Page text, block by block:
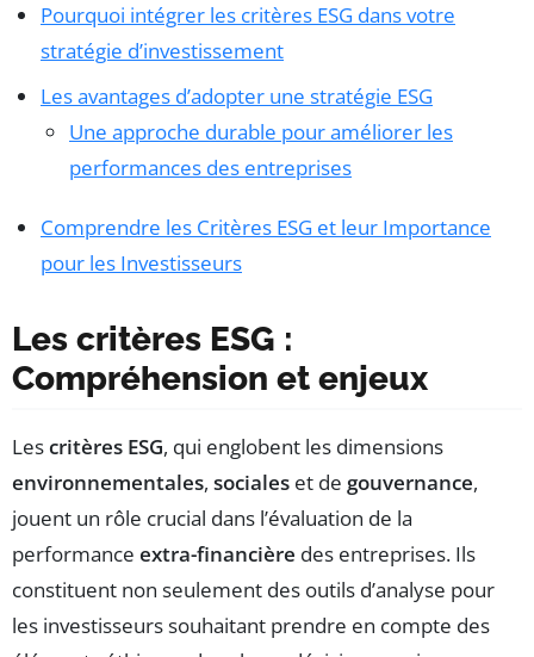
Pourquoi intégrer les critères ESG dans votre
stratégie d’investissement
Les avantages d’adopter une stratégie ESG
Une approche durable pour améliorer les
performances des entreprises
Comprendre les Critères ESG et leur Importance
pour les Investisseurs
Les critères ESG :
Compréhension et enjeux
Lescritères ESG, qui englobent les dimensions
environnementales, sociales et de gouvernance,
jouent un rôle crucial dans l’évaluation de la
performance extra-financière des entreprises. Ils
constituent non seulement des outils d’analyse pour
les investisseurs souhaitant prendre en compte des